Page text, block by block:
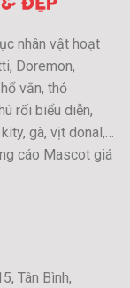
nhân vật hoạt
Doremon,
vằn, thỏ
rối biểu diễn,
gà, vịt donal,…
cáo Mascot giá
Tân Bình,